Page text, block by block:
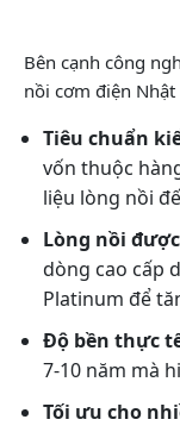
Bên cạnh công
nồi cơm điện
Tiêu chuẩn
vốn thuộc
liệu lòng nồi
Lòng nồi
dòng cao cấp
Platinum để
Độ bền thực
7-10 năm mà
Tối ưu cho